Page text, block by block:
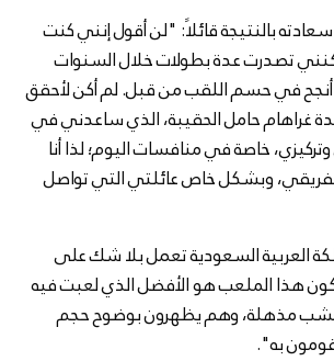
بالنتيجة قائلاً: "لن أقول إنني كنت
تصدرت عدة بطولات خلال السنوات
في حسم اللقب من قبل. لم أكن لأحقق
غراهام حامل الحقيبة، الذي ساعدني في
خاصة في منافسات اليوم؛ لذا أنا
وبشكل خاص عائلتي التي تواصل
العربية السعودية تعمل بلا شك على
هذا الملعب هو الأفضل الذي لعبت فيه
مذهلة، وهم يظهرون بوضوح حجم
به".